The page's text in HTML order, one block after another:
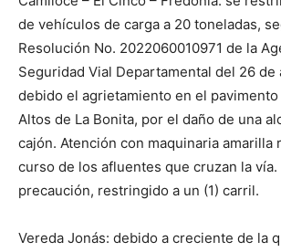
de vehículos de carga a 20 toneladas,
Resolución No. 2022060010971 de la
Seguridad Vial Departamental del 26 de
debido el agrietamiento en el
Altos de La Bonita, por el daño de una
cajón. Atención con maquinaria amarilla
curso de los afluentes que cruzan la
precaución, restringido a un (1) carril.
Vereda Jonás: debido a creciente de la